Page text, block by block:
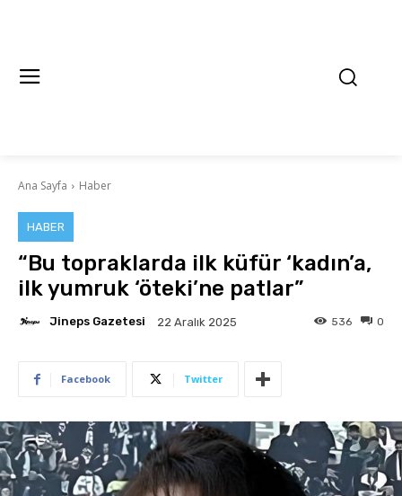
Ana Sayfa Haber
HABER
“Bu topraklarda ilk küfür ‘kadın’a,
ilk yumruk ‘öteki’ne patlar”
Jineps Gazetesi 22 Aralık 2025 0
536
Facebook Twitter